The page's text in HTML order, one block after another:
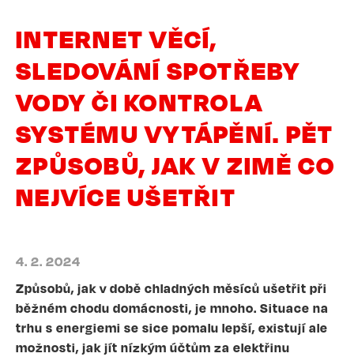
INTERNET VĚCÍ,
SLEDOVÁNÍ SPOTŘEBY
VODY ČI KONTROLA
SYSTÉMU VYTÁPĚNÍ. PĚT
ZPŮSOBŮ, JAK V ZIMĚ CO
NEJVÍCE UŠETŘIT
4. 2. 2024
Způsobů, jak v době chladných měsíců ušetřit při
běžném chodu domácnosti, je mnoho. Situace na
trhu s energiemi se sice pomalu lepší, existují ale
možnosti, jak jít nízkým účtům za elektřinu